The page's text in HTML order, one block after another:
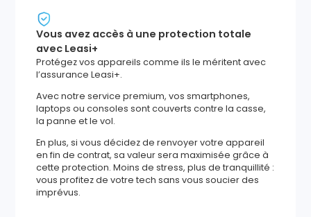
Vous avez accès à une protection totale
avec Leasi+
Protégez vos appareils comme ils le méritent avec
l’assurance Leasi+.
Avec notre service premium, vos smartphones,
laptops ou consoles sont couverts contre la casse,
la panne et le vol.
En plus, si vous décidez de renvoyer votre appareil
en fin de contrat, sa valeur sera maximisée grâce à
cette protection. Moins de stress, plus de tranquillité :
vous profitez de votre tech sans vous soucier des
imprévus.